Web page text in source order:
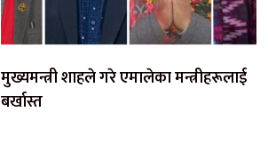
मुख्यमन्त्री शाहले गरे एमालेका मन्त्रीहरूलाई
बर्खास्त